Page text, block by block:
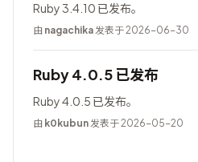
Ruby 3.4.10 已发布。
由 nagachika发表于 2026-06-30
Ruby 4.0.5 已发布
Ruby 4.0.5 已发布。
由 k0kubun发表于 2026-05-20